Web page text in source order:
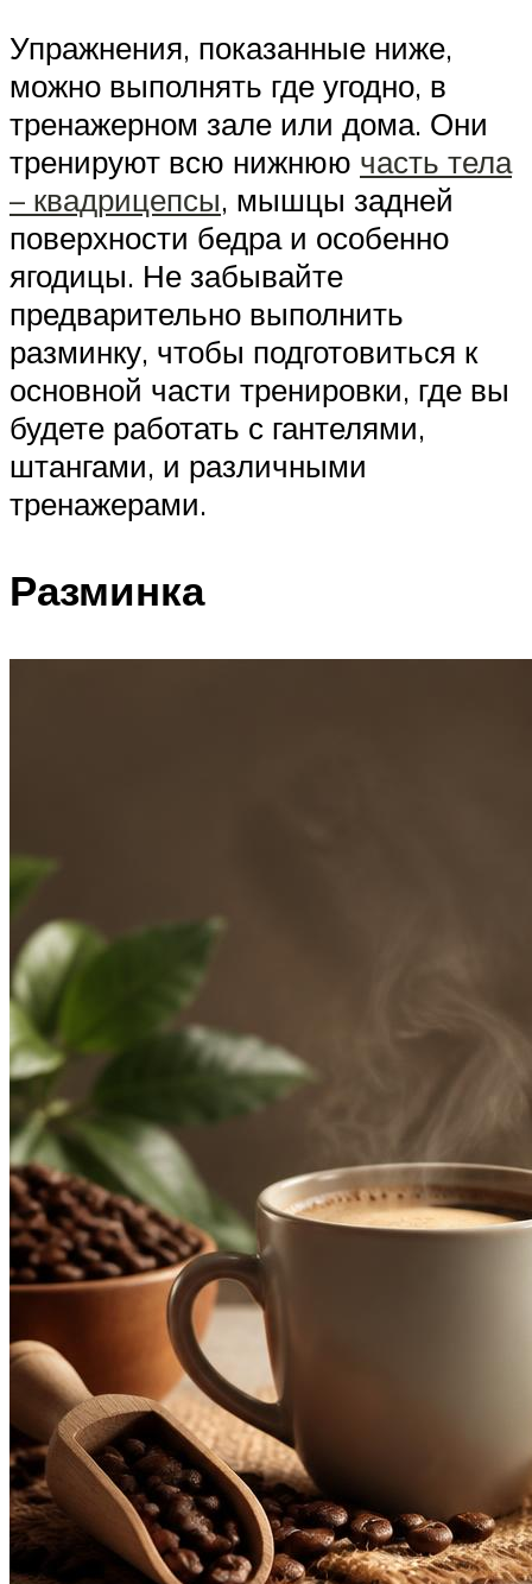
Упражнения, показанные ниже,
можно выполнять где угодно, в
тренажерном зале или дома. Они
тренируют всю нижнюю часть тела
– квадрицепсы, мышцы задней
поверхности бедра и особенно
ягодицы. Не забывайте
предварительно выполнить
разминку, чтобы подготовиться к
основной части тренировки, где вы
будете работать с гантелями,
штангами, и различными
тренажерами.
Разминка